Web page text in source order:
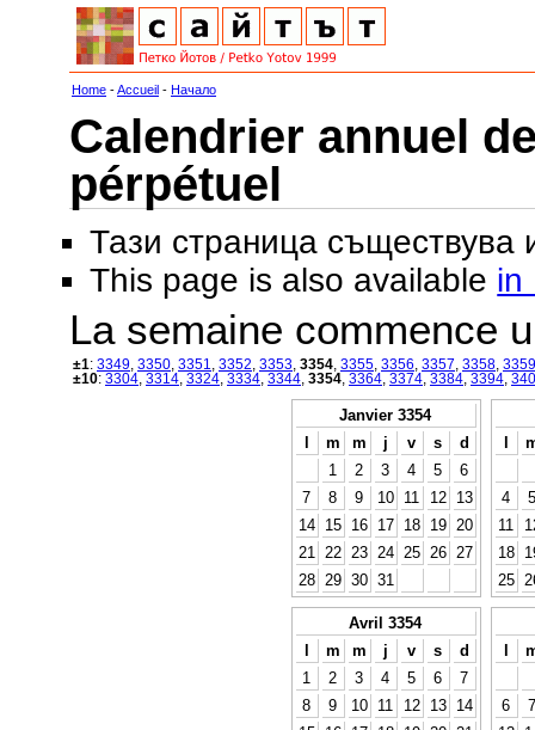
Home -Accueil - Начало
Calendrier annuel
pérpétuel
Тази страница съществува
This page is also available in
La semaine commence
±1: 3349 3350 3351 3352 3353 3354 3355 3356 3357 3358 3359
±10: 3304 3314 3324 3334 3344 3354 3364 3374 3384 3394
Janvier 3354
l
m m j v s
d
1
2 3 4 5
6
7
8 9 10 11 12
13
14
15 16 17 18 19
20
21
22 23 24 25 26
27
28
29 30 31
l
4
5
11
18
25
Avril 3354
l
m m j v s
d
1
2 3 4 5 6
7
8
9 10 11 12 13
14
l
6
7